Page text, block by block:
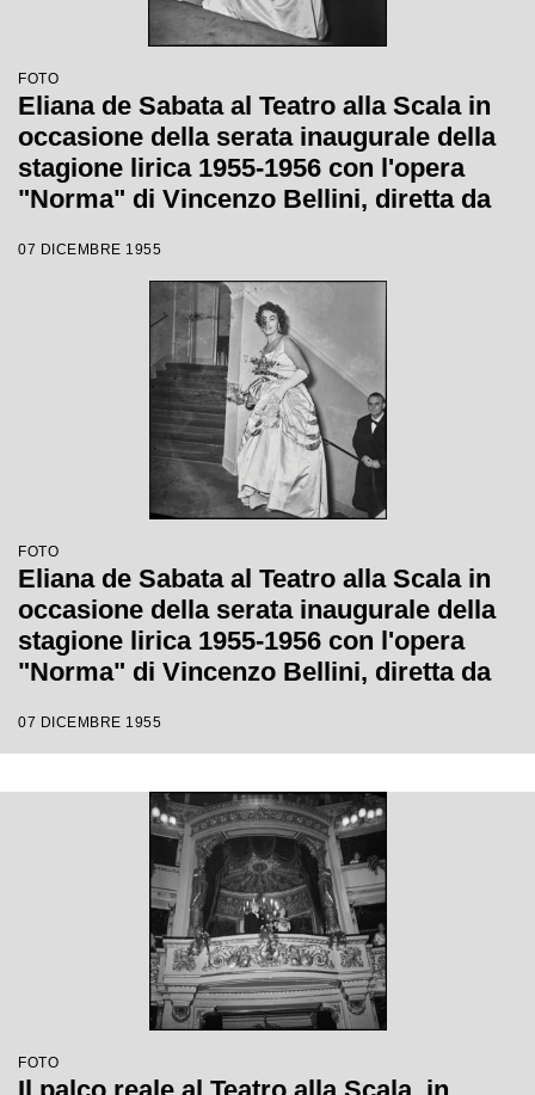
FOTO
Eliana de Sabata al Teatro alla Scala in
occasione della serata inaugurale della
stagione lirica 1955-1956 con l'opera
"Norma" di Vincenzo Bellini, diretta da
Margherita Wallmann
07 DICEMBRE 1955
FOTO
Eliana de Sabata al Teatro alla Scala in
occasione della serata inaugurale della
stagione lirica 1955-1956 con l'opera
"Norma" di Vincenzo Bellini, diretta da
Margherita Wallmann
07 DICEMBRE 1955
FOTO